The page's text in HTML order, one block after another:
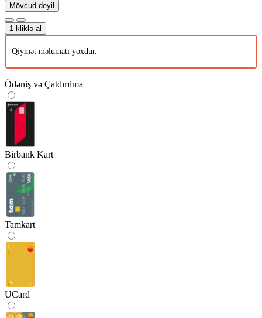
Mövcud deyil
1 kliklə al
Qiymət məlumatı yoxdur.
Ödəniş və Çatdırılma
Birbank Kart
Tamkart
UCard